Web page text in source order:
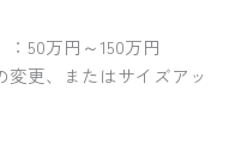
50万円～150万円
更、またはサイズアッ